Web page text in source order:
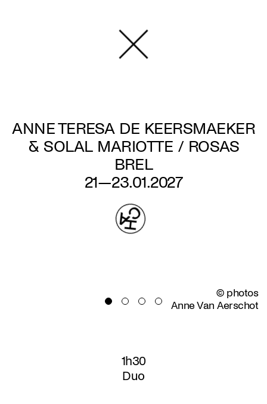
ANNE TERESA DE KEERSMAEKER
& SOLAL MARIOTTE / ROSAS
BREL
21—23.01.2027
© photos
Anne Van Aerschot
1h30
Duo